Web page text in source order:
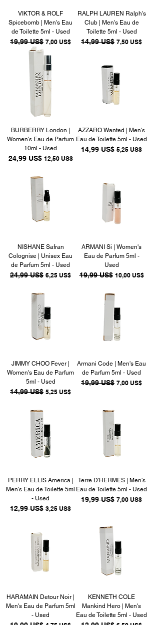
VIKTOR & ROLF
Spicebomb | Men's Eau
de Toilette 5ml - Used
Precio
19,99 US$ Precio de oferta
7,00 US$
RALPH LAUREN Ralph's
Club | Men's Eau de
Toilette 5ml - Used
Precio
14,99 US$ Precio de oferta
7,50 US$
BURBERRY London |
Women's Eau de Parfum
10ml - Used
Precio
24,99 US$ Precio de oferta
12,50 US$
AZZARO Wanted | Men's
Eau de Toilette 5ml - Used
Precio
14,99 US$ Precio de oferta
5,25 US$
NISHANE Safran
Colognise | Unisex Eau
de Parfum 5ml - Used
Precio
24,99 US$ Precio de oferta
6,25 US$
ARMANI Si | Women's
Eau de Parfum 5ml -
Used
Precio
19,99 US$ Precio de oferta
10,00 US$
JIMMY CHOO Fever |
Women's Eau de Parfum
5ml - Used
Precio
14,99 US$ Precio de oferta
5,25 US$
Armani Code | Men's Eau
de Parfum 5ml - Used
Precio
19,99 US$ Precio de oferta
7,00 US$
PERRY ELLIS America |
Men's Eau de Toilette 5ml
- Used
Precio
12,99 US$ Precio de oferta
3,25 US$
Terre D'HERMES | Men's
Eau de Toilette 5ml - Used
Precio
19,99 US$ Precio de oferta
7,00 US$
HARAMAIN Detour Noir |
Men's Eau de Parfum 5ml
- Used
KENNETH COLE
Mankind Hero | Men's
Eau de Toilette 5ml - Used